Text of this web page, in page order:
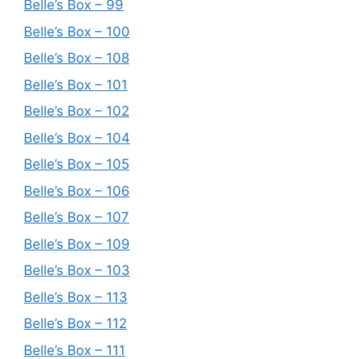
Belle’s Box – 99
Belle’s Box – 100
Belle’s Box – 108
Belle’s Box – 101
Belle’s Box – 102
Belle’s Box – 104
Belle’s Box – 105
Belle’s Box – 106
Belle’s Box – 107
Belle’s Box – 109
Belle’s Box – 103
Belle’s Box – 113
Belle’s Box – 112
Belle’s Box – 111